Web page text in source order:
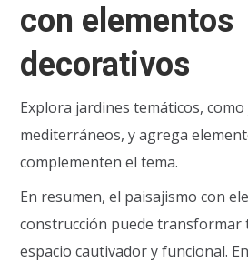
con elementos
decorativos
Explora jardines temáticos,
mediterráneos, y agrega
complementen el tema.
En resumen, el paisajismo con
construcción puede transformar
espacio cautivador y funcional.